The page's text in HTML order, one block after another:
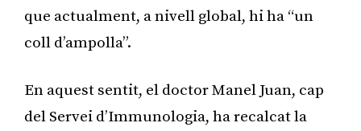
que actualment, a nivell global, hi ha “un
coll d’ampolla”.
En aquest sentit, el doctor Manel Juan, cap
del Servei d’Immunologia, ha recalcat la